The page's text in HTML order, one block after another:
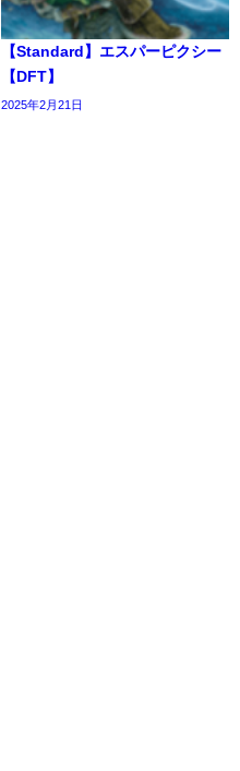
【Standard】エスパーピクシー
【DFT】
2025年2月21日